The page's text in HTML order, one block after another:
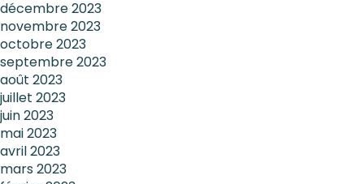
décembre 2023
novembre 2023
octobre 2023
septembre 2023
août 2023
juillet 2023
juin 2023
mai 2023
avril 2023
mars 2023